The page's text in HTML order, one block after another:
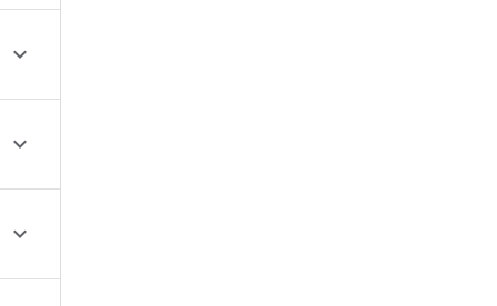


